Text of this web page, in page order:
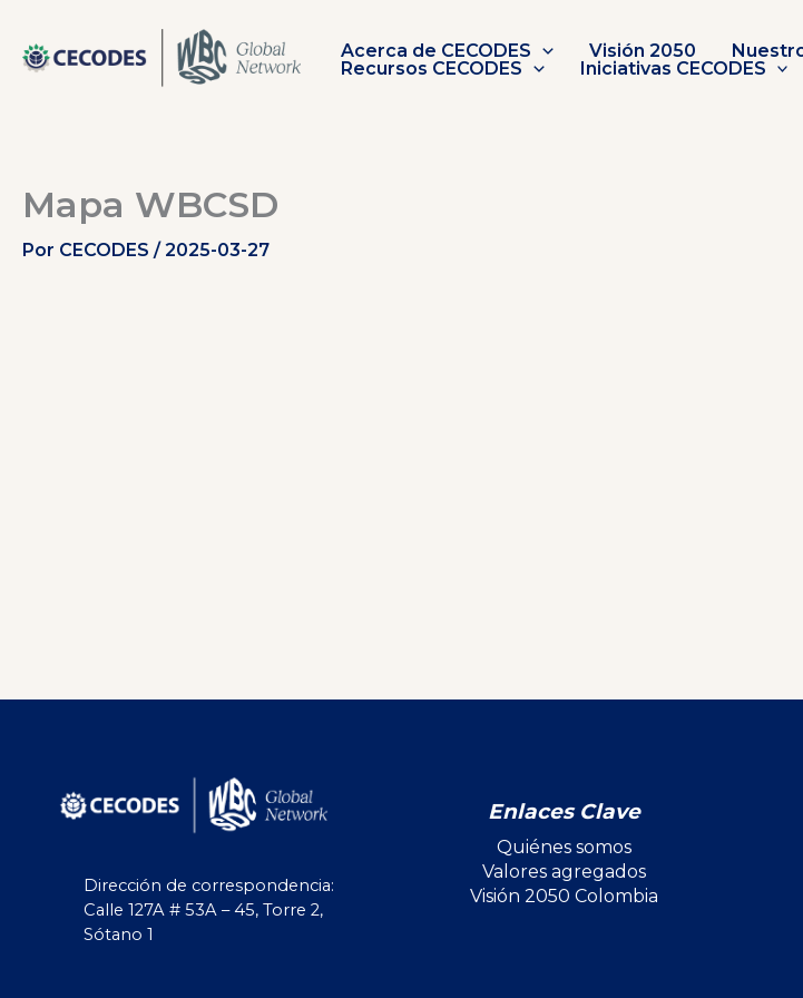
contenido
Acerca de CECODES Visión 2050
Recursos CECODES
Iniciativas CECODES
Mapa WBCSD
Por CECODES /2025-03-27
Dirección de correspondencia:
Calle 127A # 53A – 45, Torre 2,
Sótano 1
Enlaces Clave
Quiénes somos
Valores agregados
Visión 2050 Colombia